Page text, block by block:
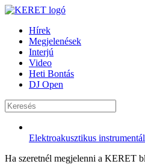
Hírek
Megjelenések
Interjú
Video
Heti Bontás
DJ Open
Elektroakusztikus
Ha szeretnél megjelenni a KERET